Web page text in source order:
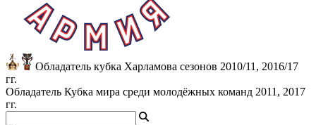
Обладатель кубка Харламова сезонов 2010/11, 2016/17
гг.
Обладатель Кубка мира среди молодёжных команд 2011, 2017
гг.